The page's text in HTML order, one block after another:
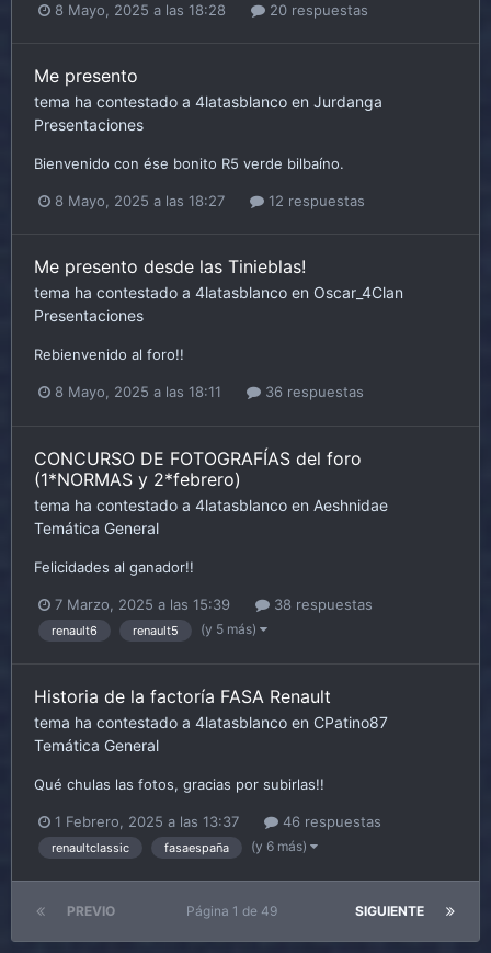
8 Mayo, 2025 a las 18:28 20 respuestas
Me presento
tema ha contestado a 4latasblanco en Jurdanga
Presentaciones
Bienvenido con ése bonito R5 verde bilbaíno.
8 Mayo, 2025 a las 18:27 12 respuestas
Me presento desde las Tinieblas!
tema ha contestado a 4latasblanco en Oscar_4Clan
Presentaciones
Rebienvenido al foro!!
8 Mayo, 2025 a las 18:11 36 respuestas
CONCURSO DE FOTOGRAFÍAS del foro
(1*NORMAS y 2*febrero)
tema ha contestado a 4latasblanco en Aeshnidae
Temática General
Felicidades al ganador!!
7 Marzo, 2025 a las 15:39 38 respuestas
renault6 renault5 (y 5 más)
Historia de la factoría FASA Renault
tema ha contestado a 4latasblanco en CPatino87
Temática General
Qué chulas las fotos, gracias por subirlas!!
1 Febrero, 2025 a las 13:37 46 respuestas
renaultclassic fasaespaña (y 6 más)
PREVIO SIGUIENTE
Página 1 de 49